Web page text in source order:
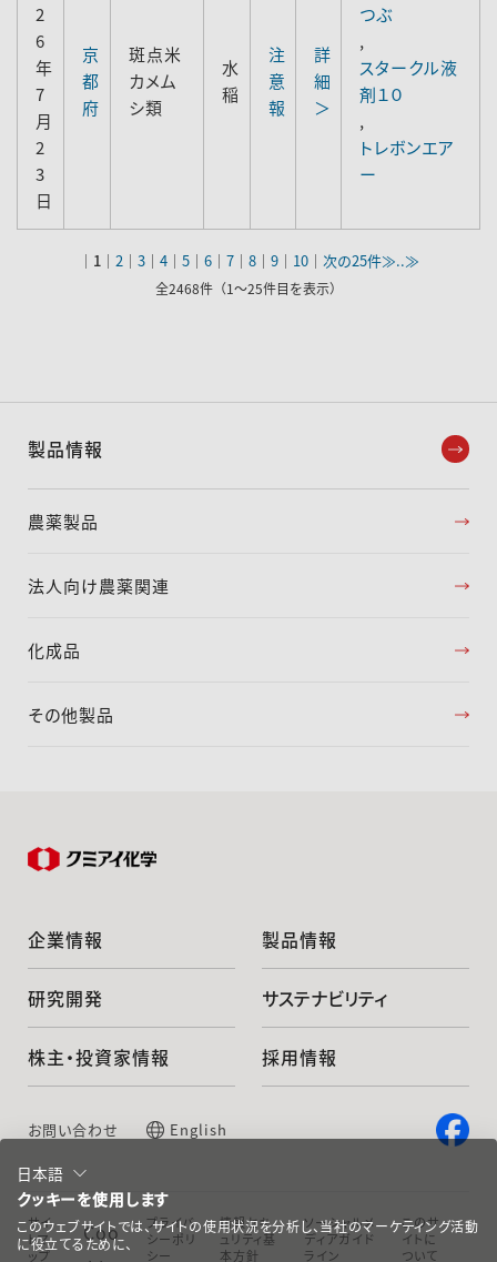
2
6
年
7
月
2
3
日
京
都
府
斑点米
カメム
シ類
水
稲
注
意
報
詳
細
＞
つぶ
,
スタークル液
剤１０
,
トレボンエア
ー
｜ 1｜ 2｜ 3｜ 4｜ 5｜ 6｜ 7｜ 8｜ 9｜ 10｜ 次の25件≫..≫
全2468件（1～25件目を表示）
製品情報
農薬製品
法人向け農薬関連
化成品
その他製品
企業情報 製品情報
研究開発 サステナビリティ
株主・投資家情報 採用情報
お問い合わせ English
サイ
トマ
ップ
Coo
プライバ
シーポリ
シー
情報セキ
ュリティ基
本方針
ソーシャルメ
ディアガイド
ライン
このサ
イトに
ついて
日本語
クッキーを使用します
このウェブサイトでは、サイトの使用状況を分析し、当社のマーケティング活動
に役立てるために、